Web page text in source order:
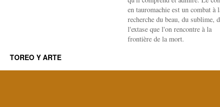
en tauromachie est un combat à
recherche du beau, du sublime,
l'extase que l'on rencontre à la
frontière de la mort.
TOREO Y ARTE